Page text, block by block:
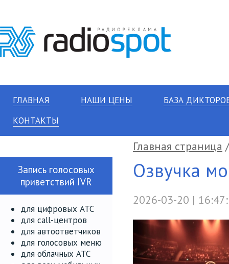
ГЛАВНАЯ НАШИ ЦЕНЫ
БАЗА
КОНТАКТЫ
Главная страница
Озвучка
2026-03-20 |
Запись голосовых
приветствий IVR
для цифровых АТС
для call-центров
для автоответчиков
для голосовых меню
для облачных АТС